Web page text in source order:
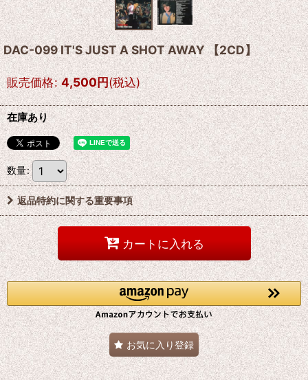
DAC-099 IT'S JUST A SHOT AWAY 【2CD】
販売価格: 4,500円(税込)
在庫あり
数量:
返品特約に関する重要事項
カートに入れる
お気に入り登録